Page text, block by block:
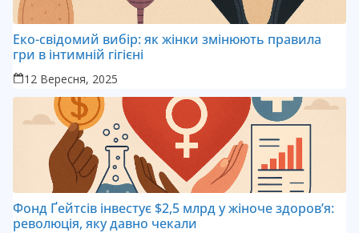
Еко-свідомий вибір: як жінки змінюють правила
гри в інтимній гігієні
12 Вересня, 2025
Фонд Ґейтсів інвестує $2,5 млрд у жіноче здоров’я:
революція, яку давно чекали